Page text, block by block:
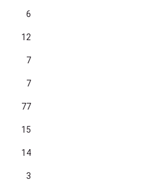
6
12
7
7
77
15
14
3